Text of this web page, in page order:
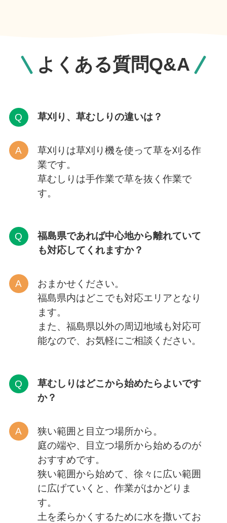
よくある質問Q&A
草刈り、草むしりの違いは？
草刈りは草刈り機を使って草を刈る作
業です。
草むしりは手作業で草を抜く作業で
す。
福島県であれば中心地から離れていて
も対応してくれますか？
おまかせください。
福島県内はどこでも対応エリアとなり
ます。
また、福島県以外の周辺地域も対応可
能なので、お気軽にご相談ください。
草むしりはどこから始めたらよいです
か？
狭い範囲と目立つ場所から。
庭の端や、目立つ場所から始めるのが
おすすめです。
狭い範囲から始めて、徐々に広い範囲
に広げていくと、作業がはかどりま
す。
土を柔らかくするために水を撒いてお